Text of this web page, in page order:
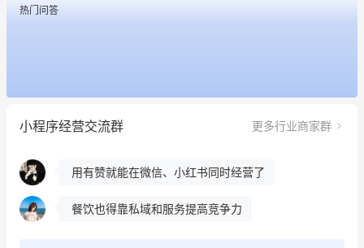
热门问答
小程序经营交流群 更多行业商家群
这个营销策划案例推荐大家看一下
用有赞就能在微信、小红书同时经营了
餐饮也得靠私域和服务提高竞争力
昨晚的直播课程太好啦❤️